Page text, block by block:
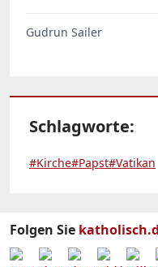
Gudrun Sailer
Schlagworte:
#Kirche#Papst#Vatikan
Folgen Sie